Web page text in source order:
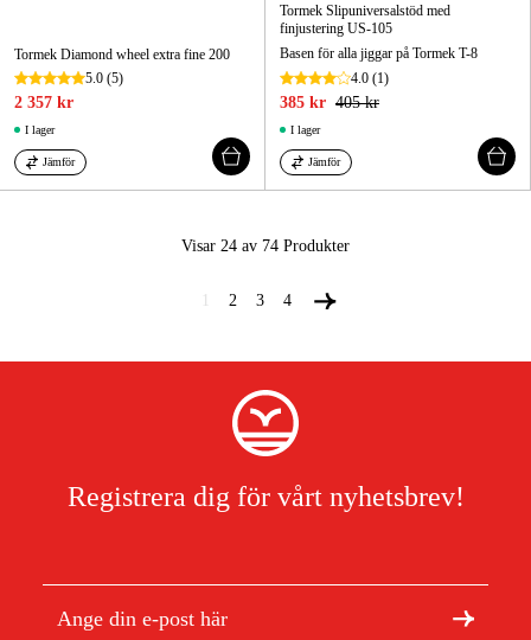
Tormek Diamond wheel extra fine 200
5.0 (5)
2 357 kr
I lager
Jämför
Tormek Slipuniversalstöd med
finjustering US-105
Basen för alla jiggar på Tormek T-8
4.0 (1)
385 kr 405 kr
I lager
Jämför
Visar 24 av 74 Produkter
2 3 4
Registrera dig för vårt nyhetsbrev!